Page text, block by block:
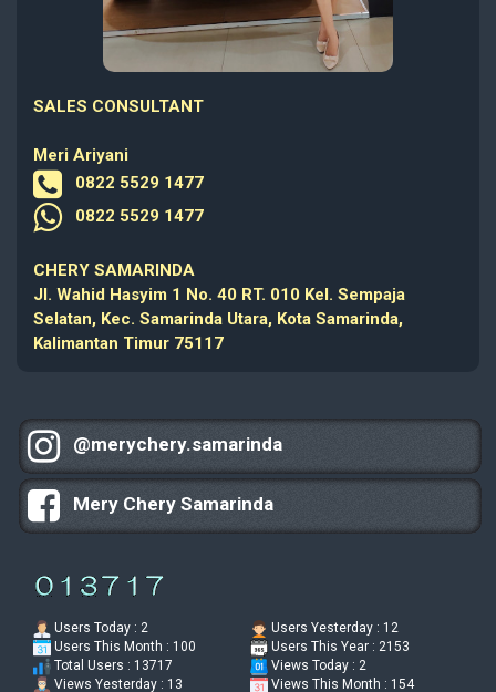
SALES CONSULTANT
Meri Ariyani
0822 5529 1477
0822 5529 1477
CHERY SAMARINDA
Jl. Wahid Hasyim 1 No. 40 RT. 010 Kel. Sempaja
Selatan, Kec. Samarinda Utara, Kota Samarinda,
Kalimantan Timur 75117
@merychery.samarinda
Mery Chery Samarinda
Users Today : 2
Users Yesterday : 12
Users This Month : 100
Users This Year : 2153
Total Users : 13717
Views Today : 2
Views Yesterday : 13
Views This Month : 154